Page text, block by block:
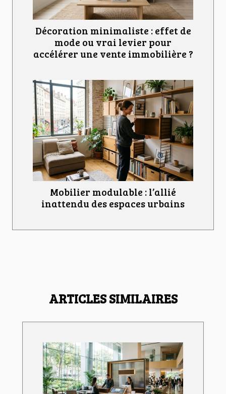
Décoration minimaliste : effet de
mode ou vrai levier pour
accélérer une vente immobilière ?
Mobilier modulable : l’allié
inattendu des espaces urbains
ARTICLES SIMILAIRES